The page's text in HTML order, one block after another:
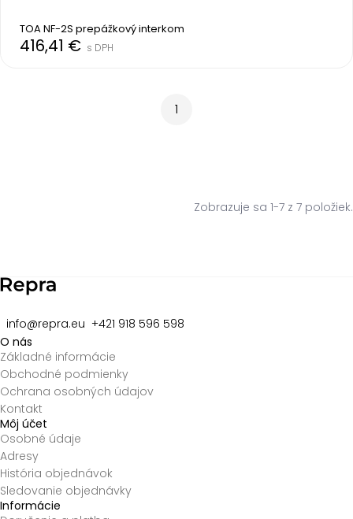
TOA NF-2S prepážkový interkom
416,41 € s DPH
1
Zobrazuje sa 1-7 z 7 položiek.
info@repra.eu +421 918 596 598
O nás
Základné informácie
Obchodné podmienky
Ochrana osobných údajov
Kontakt
Môj účet
Osobné údaje
Adresy
História objednávok
Sledovanie objednávky
Informácie